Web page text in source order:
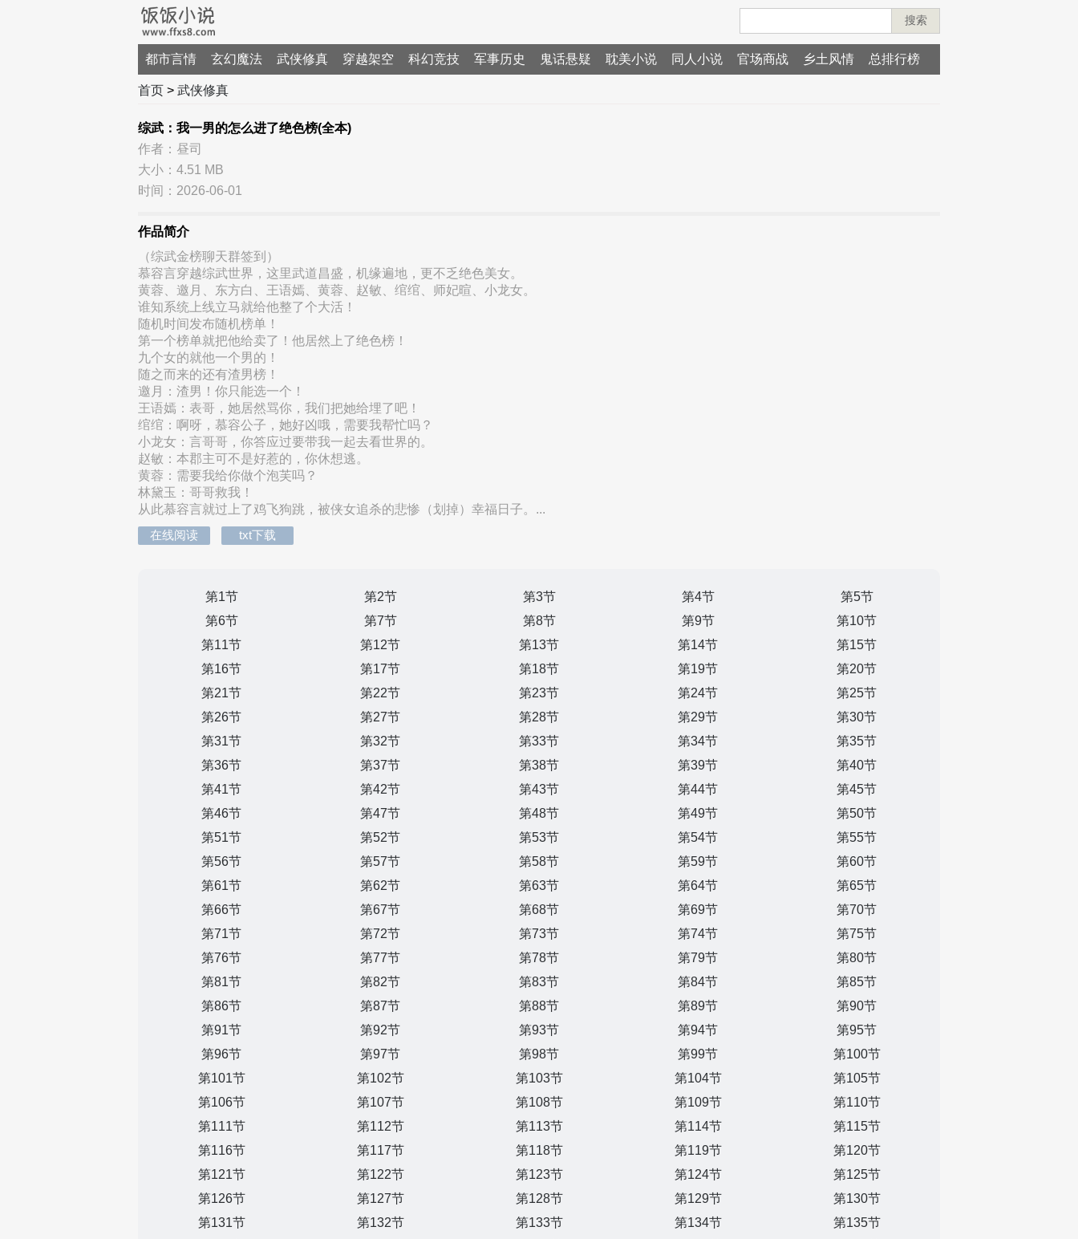
搜索
都市言情 玄幻魔法 武侠修真 穿越架空 科幻竞技 军事历史 鬼话悬疑 耽美小说 同人小说 官场商战 乡土风情 总排行榜
首页 > 武侠修真
综武：我一男的怎么进了绝色榜(全本)
作者：昼司
大小：4.51 MB
时间：2026-06-01
作品简介
（综武金榜聊天群签到）
慕容言穿越综武世界，这里武道昌盛，机缘遍地，更不乏绝色美女。
黄蓉、邀月、东方白、王语嫣、黄蓉、赵敏、绾绾、师妃暄、小龙女。
谁知系统上线立马就给他整了个大活！
随机时间发布随机榜单！
第一个榜单就把他给卖了！他居然上了绝色榜！
九个女的就他一个男的！
随之而来的还有渣男榜！
邀月：渣男！你只能选一个！
王语嫣：表哥，她居然骂你，我们把她给埋了吧！
绾绾：啊呀，慕容公子，她好凶哦，需要我帮忙吗？
小龙女：言哥哥，你答应过要带我一起去看世界的。
赵敏：本郡主可不是好惹的，你休想逃。
黄蓉：需要我给你做个泡芙吗？
林黛玉：哥哥救我！
从此慕容言就过上了鸡飞狗跳，被侠女追杀的悲惨（划掉）幸福日子。...
在线阅读
txt下载
第1节 第2节 第3节 第4节
第5节
第6节
第7节 第8节 第9节
第10节
第11节
第12节 第13节 第14节
第15节
第16节
第17节 第18节 第19节
第20节
第21节
第22节 第23节 第24节
第25节
第26节
第27节 第28节 第29节
第30节
第31节
第32节 第33节 第34节
第35节
第36节
第37节 第38节 第39节
第40节
第41节
第42节 第43节 第44节
第45节
第46节
第47节 第48节 第49节
第50节
第51节
第52节 第53节 第54节
第55节
第56节
第57节 第58节 第59节
第60节
第61节
第62节 第63节 第64节
第65节
第66节
第67节 第68节 第69节
第70节
第71节
第72节 第73节 第74节
第75节
第76节
第77节 第78节 第79节
第80节
第81节
第82节 第83节 第84节
第85节
第86节
第87节 第88节 第89节
第90节
第91节
第92节 第93节 第94节
第95节
第96节
第97节 第98节 第99节
第100节
第101节
第102节 第103节 第104节
第105节
第106节
第107节 第108节 第109节
第110节
第111节
第112节 第113节 第114节
第115节
第116节
第117节 第118节 第119节
第120节
第121节
第122节 第123节 第124节
第125节
第126节
第127节 第128节 第129节
第130节
第131节
第132节 第133节 第134节
第135节